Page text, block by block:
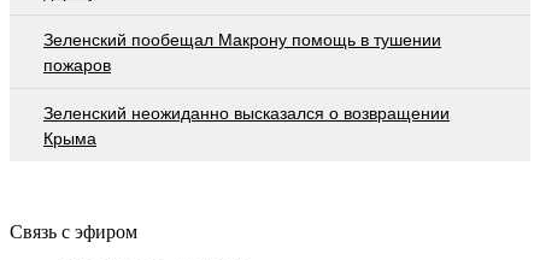
Зеленский пообещал Макрону помощь в тушении
пожаров
Зеленский неожиданно высказался о возвращении
Крыма
Связь с эфиром